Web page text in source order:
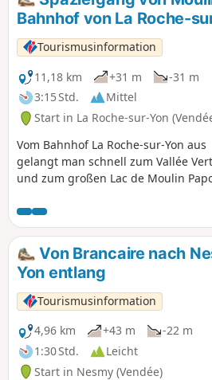
Menschen gestalteten
befinden.
Bahnhof von La Roche-
Tourismusinformation
11,18 km
+31 m
-31 m
3:15 Std.
Mittel
Start in La Roche-sur-Yon
Vom Bahnhof La Roche-sur-Yon aus
gelangt man schnell zum Vallée
und zum großen Lac de Moulin
Grünflächen, und in ihrer Mitte fließt
ein Fluss, der Yon, ein wahrer
Grünkorridor, der sie von Norden
Süden durchzieht.
Von Brancaire nach
Yon entlang
Tourismusinformation
4,96 km
+43 m
-22 m
1:30 Std.
Leicht
Start in Nesmy (Vendée)